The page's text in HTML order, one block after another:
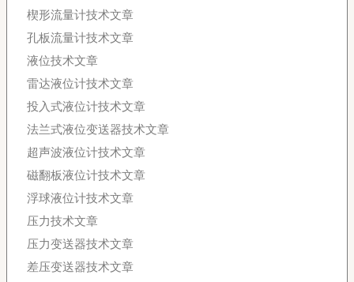
楔形流量计技术文章
孔板流量计技术文章
液位技术文章
雷达液位计技术文章
投入式液位计技术文章
法兰式液位变送器技术文章
超声波液位计技术文章
磁翻板液位计技术文章
浮球液位计技术文章
压力技术文章
压力变送器技术文章
差压变送器技术文章